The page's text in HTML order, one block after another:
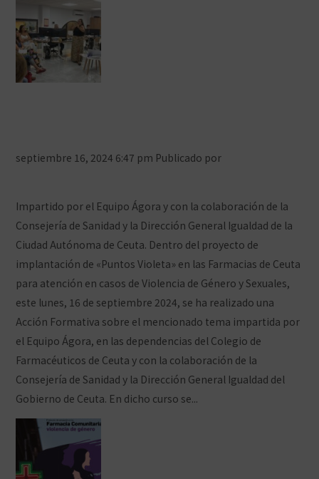
septiembre 16, 2024 6:47 pm Publicado por
Impartido por el Equipo Ágora y con la colaboración de la
Consejería de Sanidad y la Dirección General Igualdad de la
Ciudad Autónoma de Ceuta. Dentro del proyecto de
implantación de «Puntos Violeta» en las Farmacias de Ceuta
para atención en casos de Violencia de Género y Sexuales,
este lunes, 16 de septiembre 2024, se ha realizado una
Acción Formativa sobre el mencionado tema impartida por
el Equipo Ágora, en las dependencias del Colegio de
Farmacéuticos de Ceuta y con la colaboración de la
Consejería de Sanidad y la Dirección General Igualdad del
Gobierno de Ceuta. En dicho curso se...